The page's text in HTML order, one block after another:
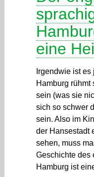
eine
Irgendwie ist
Hamburg rühmt
sein (was sie
sich so schwer
sein. Also im
der Hansestadt
sehen, muss
Geschichte des
Hamburg ist